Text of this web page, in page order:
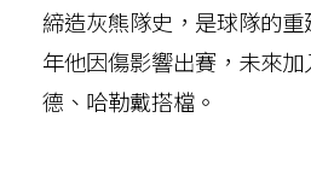
締造灰熊隊史，是球隊的
年他因傷影響出賽，未來
德、哈勒戴搭檔。